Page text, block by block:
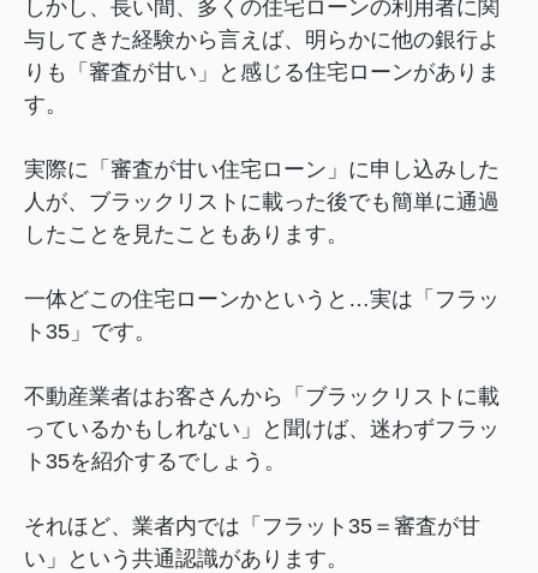
しかし、長い間、多くの住宅ローンの利用者に関
与してきた経験から言えば、明らかに他の銀行よ
りも「審査が甘い」と感じる住宅ローンがありま
す。
実際に「審査が甘い住宅ローン」に申し込みした
人が、ブラックリストに載った後でも簡単に通過
したことを見たこともあります。
一体どこの住宅ローンかというと…実は「フラッ
ト35」です。
不動産業者はお客さんから「ブラックリストに載
っているかもしれない」と聞けば、迷わずフラッ
ト35を紹介するでしょう。
それほど、業者内では「フラット35＝審査が甘
い」という共通認識があります。